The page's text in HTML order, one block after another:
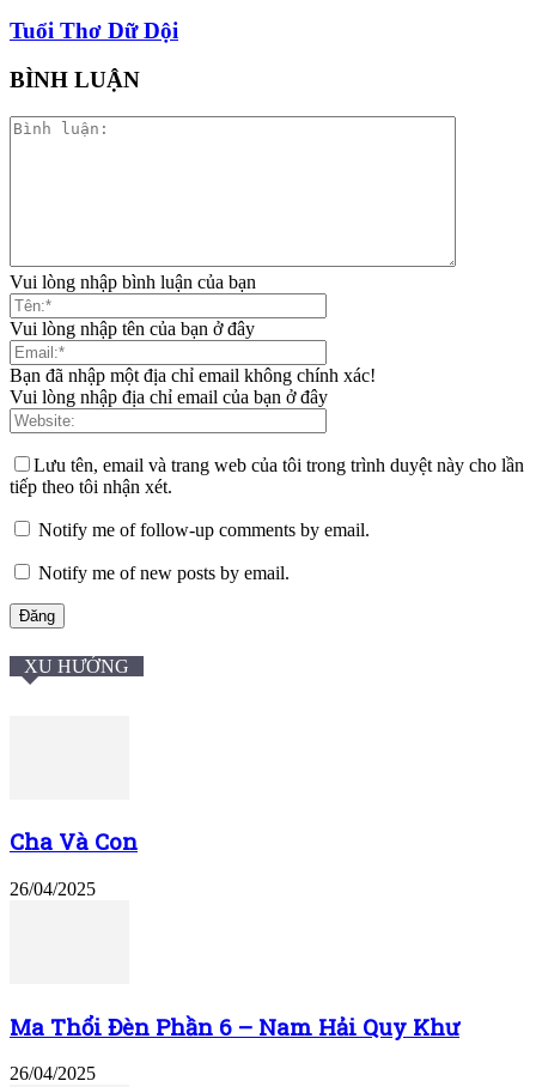
Tuổi Thơ Dữ Dội
BÌNH LUẬN
Vui lòng nhập bình luận của bạn
Vui lòng nhập tên của bạn ở đây
Bạn đã nhập một địa chỉ email không chính xác!
Vui lòng nhập địa chỉ email của bạn ở đây
Lưu tên, email và trang web của tôi trong trình duyệt này cho lần
tiếp theo tôi nhận xét.
Notify me of follow-up comments by email.
Notify me of new posts by email.
XU HƯỚNG
Cha Và Con
26/04/2025
Ma Thổi Đèn Phần 6 – Nam Hải Quy Khư
26/04/2025